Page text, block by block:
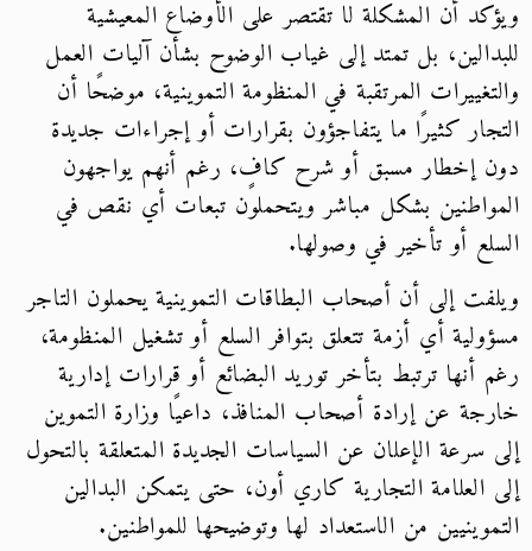
ويؤكد أن المشكلة لا تقتصر على الأوضاع المعيشية
للبدالين، بل تمتد إلى غياب الوضوح بشأن آليات العمل
والتغييرات المرتقبة في المنظومة التموينية، موضحًا أن
التجار كثيرًا ما يتفاجؤون بقرارات أو إجراءات جديدة
دون إخطار مسبق أو شرح كافٍ، رغم أنهم يواجهون
المواطنين بشكل مباشر ويتحملون تبعات أي نقص في
السلع أو تأخير في وصولها.
ويلفت إلى أن أصحاب البطاقات التموينية يحملون التاجر
مسؤولية أي أزمة تتعلق بتوافر السلع أو تشغيل المنظومة،
رغم أنها ترتبط بتأخر توريد البضائع أو قرارات إدارية
خارجة عن إرادة أصحاب المنافذ، داعيًا وزارة التموين
إلى سرعة الإعلان عن السياسات الجديدة المتعلقة بالتحول
إلى العلامة التجارية كاري أون، حتى يتمكن البدالين
التموينيين من الاستعداد لها وتوضيحها للمواطنين.